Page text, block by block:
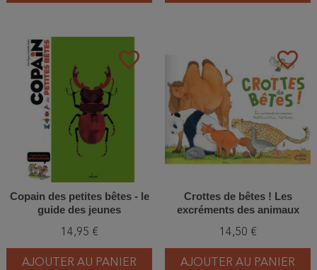
favorite_border
Copain des petites bêtes - le
guide des jeunes
14,95 €
AJOUTER AU PANIER
favorite_border
Crottes de bêtes ! Les
excréments des animaux
14,50 €
AJOUTER AU PANIER